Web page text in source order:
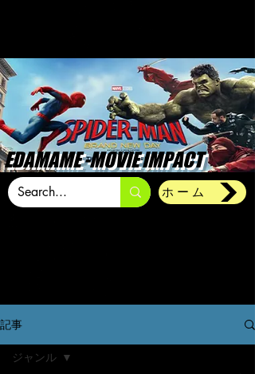
EDAMAME -MOVIE IMPACT
ホーム
記事
ジャンル